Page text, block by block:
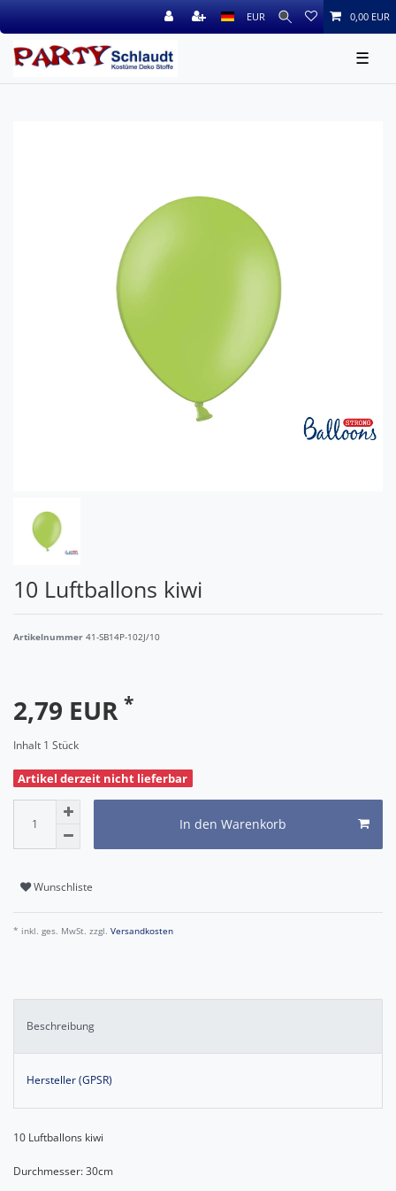
EUR 0,00 EUR
☰
10 Luftballons kiwi
Artikelnummer 41-SB14P-102J/10
2,79 EUR *
Inhalt 1 Stück
Artikel derzeit nicht lieferbar
In den Warenkorb
Wunschliste
* inkl. ges. MwSt. zzgl. Versandkosten
Beschreibung
Hersteller (GPSR)
10 Luftballons kiwi
Durchmesser: 30cm